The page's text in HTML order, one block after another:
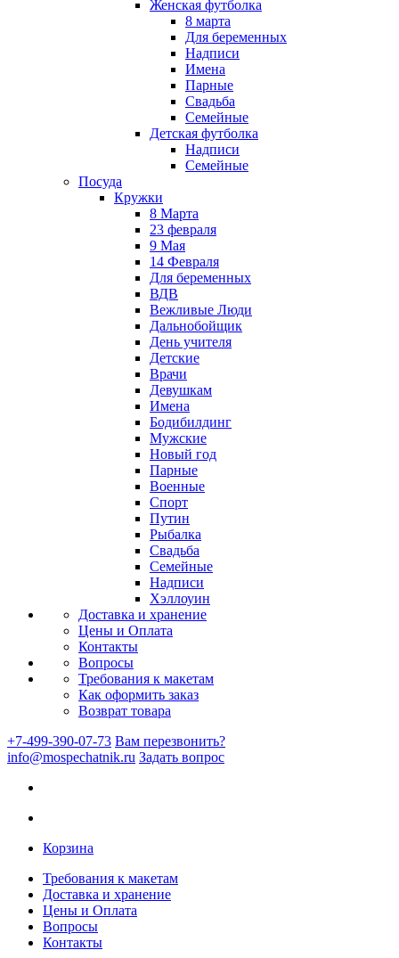
Женская футболка
8 марта
Для беременных
Надписи
Имена
Парные
Свадьба
Семейные
Детская футболка
Надписи
Семейные
Посуда
Кружки
8 Марта
23 февраля
9 Мая
14 Февраля
Для беременных
ВДВ
Вежливые Люди
Дальнобойщик
День учителя
Детские
Врачи
Девушкам
Имена
Бодибилдинг
Мужские
Новый год
Парные
Военные
Спорт
Путин
Рыбалка
Свадьба
Семейные
Надписи
Хэллоуин
Доставка и хранение
Цены и Оплата
Контакты
Вопросы
Требования к макетам
Как оформить заказ
Возврат товара
+7-499-390-07-73 Вам перезвонить?
info@mospechatnik.ru Задать вопрос
Корзина
Требования к макетам
Доставка и хранение
Цены и Оплата
Вопросы
Контакты